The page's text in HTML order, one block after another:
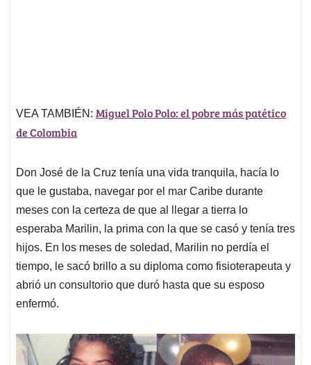
VEA TAMBIÉN: Miguel Polo Polo: el pobre más patético
de Colombia
Don José de la Cruz tenía una vida tranquila, hacía lo
que le gustaba, navegar por el mar Caribe durante
meses con la certeza de que al llegar a tierra lo
esperaba Marilin, la prima con la que se casó y tenía tres
hijos. En los meses de soledad, Marilin no perdía el
tiempo, le sacó brillo a su diploma como fisioterapeuta y
abrió un consultorio que duró hasta que su esposo
enfermó.